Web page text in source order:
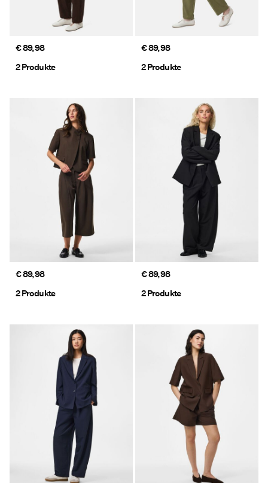
du
Deutschland
€ 89,98
2 Produkte
€ 89,98
2 Produkte
€ 89,98
2 Produkte
€ 89,98
2 Produkte